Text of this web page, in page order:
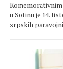
u Sotinu je 14.
srpskih